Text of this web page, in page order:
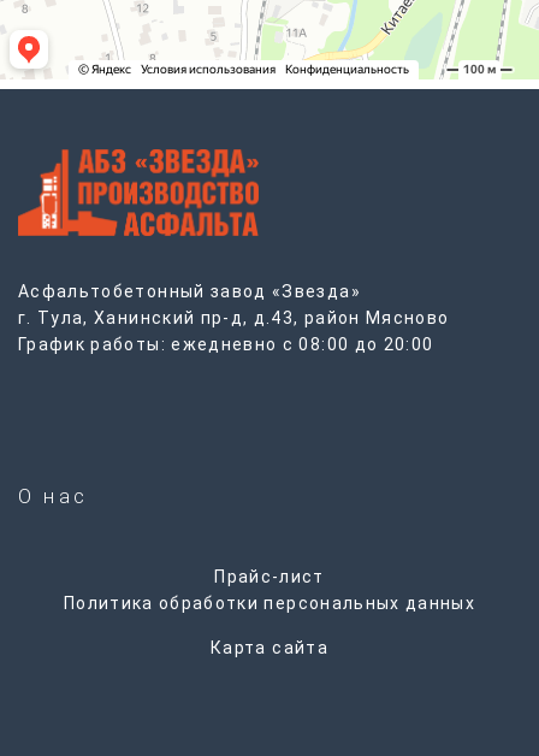
Асфальтобетонный завод «Звезда»
г. Тула, Ханинский пр-д, д.43, район Мясново
График работы: ежедневно с 08:00 до 20:00
О нас
Прайс-лист
Политика обработки персональных данных
Карта сайта